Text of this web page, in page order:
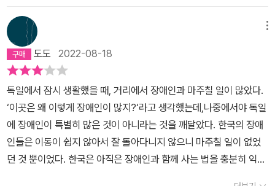
에 대한 좀 더 체계적이고 마음을 헤아리는 변혁이 있기를 소망한다.
도도 2022-08-18
독일에서 잠시 생활했을 때, 거리에서 장애인과 마주칠 일이 많았다.
‘이곳은 왜 이렇게 장애인이 많지?‘라고 생각했는데,나중에서야 독일
에 장애인이 특별히 많은 것이 아니라는 것을 깨달았다. 한국의 장애
인들은 이동이 쉽지 않아서 잘 돌아다니지 않으니 마주칠 일이 없었
던 것 뿐이었다. 한국은 아직은 장애인과 함께 사는 법을 충분히 익히